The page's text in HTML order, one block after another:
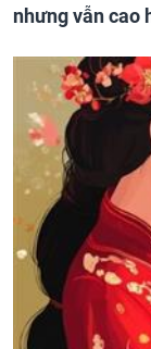
nhưng vẫn cao